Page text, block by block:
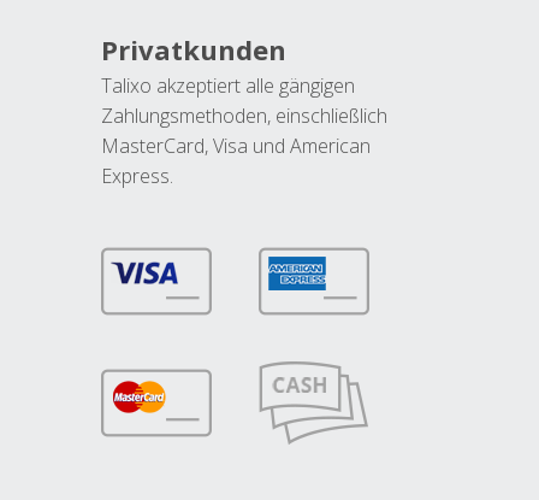
Privatkunden
Talixo akzeptiert alle gängigen
Zahlungsmethoden, einschließlich
MasterCard, Visa und American
Express.